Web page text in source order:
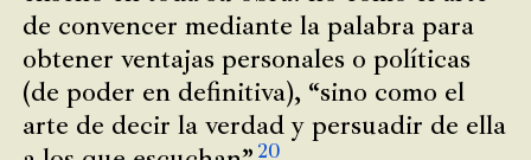
de convencer mediante la palabra para
obtener ventajas personales o políticas
(de poder en definitiva), “sino como el
arte de decir la verdad y persuadir de ella
20